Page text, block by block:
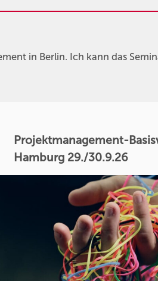
in Berlin. Ich kann das
Projektmanagement-
Hamburg 29./30.9.26